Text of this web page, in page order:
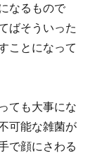
なるもので
ばそういった
ことになって
ても大事にな
可能な雑菌が
で顔にさわる